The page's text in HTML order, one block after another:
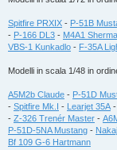
Spitfire PRXIX - P-51B
- P-166 DL3 - M4A1
VBS-1 Kunkadlo - F-35A
Modelli in scala 1/48 in
A5M2b Claude - P-51D
- Spitfire Mk.I - Learjet 35A -
- Z-326 Trenér Master -
P-51D-5NA Mustang -
Bf 109 G-6 Hartmann